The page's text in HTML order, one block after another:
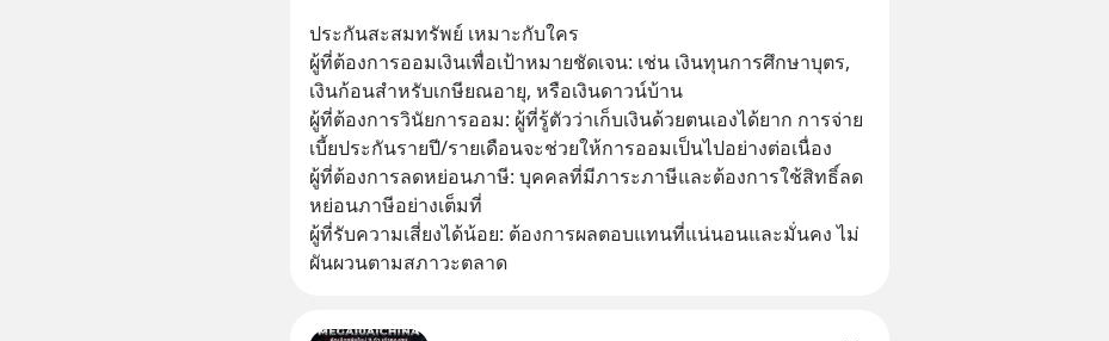
ประกันสะสมทรัพย์ เหมาะกับใคร
ผู้ที่ต้องการออมเงินเพื่อเป้าหมายชัดเจน: เช่น เงินทุนการศึกษาบุตร,
เงินก้อนสำหรับเกษียณอายุ, หรือเงินดาวน์บ้าน
ผู้ที่ต้องการวินัยการออม: ผู้ที่รู้ตัวว่าเก็บเงินด้วยตนเองได้ยาก การจ่าย
เบี้ยประกันรายปี/รายเดือนจะช่วยให้การออมเป็นไปอย่างต่อเนื่อง
ผู้ที่ต้องการลดหย่อนภาษี: บุคคลที่มีภาระภาษีและต้องการใช้สิทธิ์ลด
หย่อนภาษีอย่างเต็มที่
ผู้ที่รับความเสี่ยงได้น้อย: ต้องการผลตอบแทนที่แน่นอนและมั่นคง ไม่
ผันผวนตามสภาวะตลาด